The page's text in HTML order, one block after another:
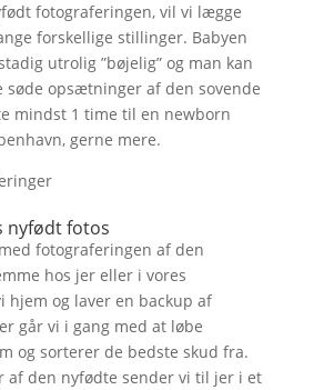
fotograferingen, vil vi lægge
forskellige stillinger. Babyen
utrolig ”bøjelig” og man kan
søde opsætninger af den sovende
mindst 1 time til en newborn
gerne mere.
nyfødt fotos
fotograferingen af den
hos jer eller i vores
hjem og laver en backup af
går vi i gang med at løbe
og sorterer de bedste skud fra.
af den nyfødte sender vi til jer i et